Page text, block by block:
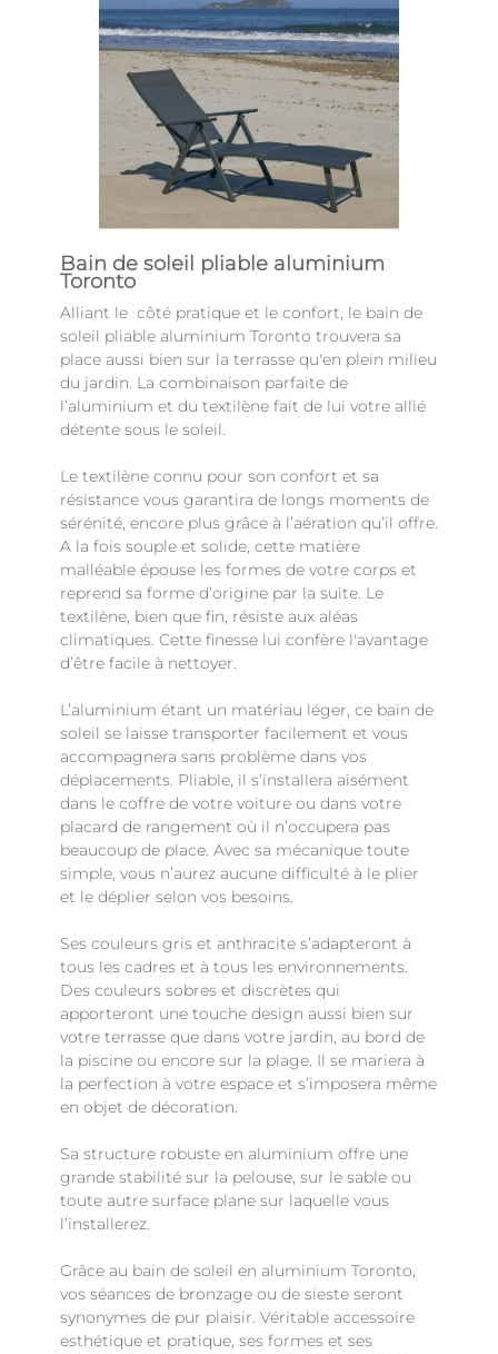
Bain de soleil pliable aluminium
Toronto
Alliant le côté pratique et le confort, le bain de
soleil pliable aluminium Toronto trouvera sa
place aussi bien sur la terrasse qu'en plein milieu
du jardin. La combinaison parfaite de
l’aluminium et du textilène fait de lui votre allié
détente sous le soleil.
Le textilène connu pour son confort et sa
résistance vous garantira de longs moments de
sérénité, encore plus grâce à l’aération qu’il offre.
A la fois souple et solide, cette matière
malléable épouse les formes de votre corps et
reprend sa forme d’origine par la suite. Le
textilène, bien que fin, résiste aux aléas
climatiques. Cette finesse lui confère l'avantage
d’être facile à nettoyer.
L’aluminium étant un matériau léger, ce bain de
soleil se laisse transporter facilement et vous
accompagnera sans problème dans vos
déplacements. Pliable, il s’installera aisément
dans le coffre de votre voiture ou dans votre
placard de rangement où il n’occupera pas
beaucoup de place. Avec sa mécanique toute
simple, vous n’aurez aucune difficulté à le plier
et le déplier selon vos besoins.
Ses couleurs gris et anthracite s’adapteront à
tous les cadres et à tous les environnements.
Des couleurs sobres et discrètes qui
apporteront une touche design aussi bien sur
votre terrasse que dans votre jardin, au bord de
la piscine ou encore sur la plage. Il se mariera à
la perfection à votre espace et s’imposera même
en objet de décoration.
Sa structure robuste en aluminium offre une
grande stabilité sur la pelouse, sur le sable ou
toute autre surface plane sur laquelle vous
l’installerez.
Grâce au bain de soleil en aluminium Toronto,
vos séances de bronzage ou de sieste seront
synonymes de pur plaisir. Véritable accessoire
esthétique et pratique, ses formes et ses